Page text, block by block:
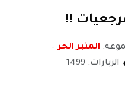
!!
المنبر الحر
الزيارات: 1499